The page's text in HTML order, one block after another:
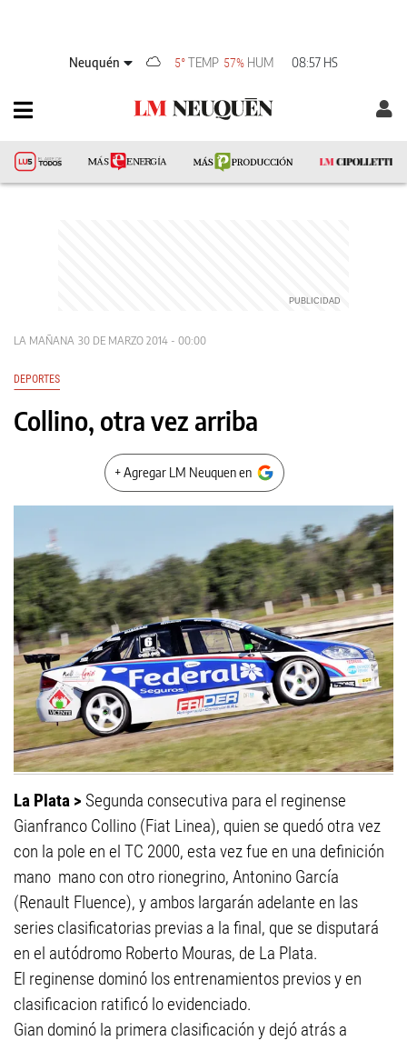
Neuquén 5°TEMP 57% HUM 08:57 HS
LA MAÑANA 30 DE MARZO 2014 - 00:00
DEPORTES
Collino, otra vez arriba
+ Agregar LM Neuquen en
La Plata > Segunda consecutiva para el reginense
Gianfranco Collino (Fiat Linea), quien se quedó otra vez
con la pole en el TC 2000, esta vez fue en una definición
mano mano con otro rionegrino, Antonino García
(Renault Fluence), y ambos largarán adelante en las
series clasificatorias previas a la final, que se disputará
en el autódromo Roberto Mouras, de La Plata.
El reginense dominó los entrenamientos previos y en
clasificacion ratificó lo evidenciado.
Gian dominó la primera clasificación y dejó atrás a